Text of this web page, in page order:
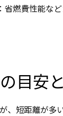
省燃費性能な
目安
、短距離が多